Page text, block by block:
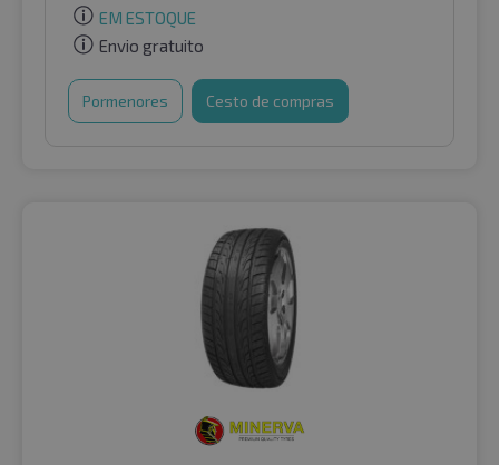
EM ESTOQUE
Envio gratuito
Pormenores Cesto de compras